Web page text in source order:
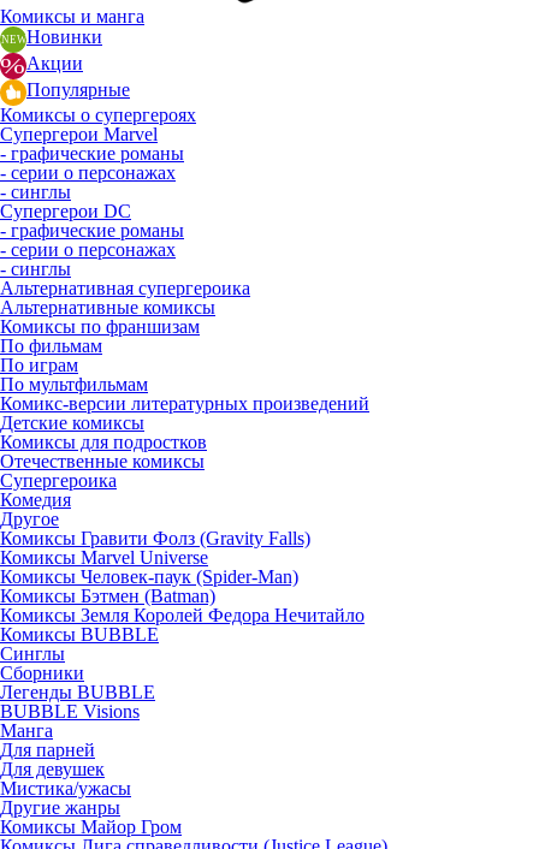
Комиксы и манга
Новинки
Акции
Популярные
Комиксы о супергероях
Супергерои Marvel
- графические романы
- серии о персонажах
- синглы
Супергерои DC
- графические романы
- серии о персонажах
- синглы
Альтернативная супергероика
Альтернативные комиксы
Комиксы по франшизам
По фильмам
По играм
По мультфильмам
Комикс-версии литературных произведений
Детские комиксы
Комиксы для подростков
Отечественные комиксы
Супергероика
Комедия
Другое
Комиксы Гравити Фолз (Gravity Falls)
Комиксы Marvel Universe
Комиксы Человек-паук (Spider-Man)
Комиксы Бэтмен (Batman)
Комиксы Земля Королей Федора Нечитайло
Комиксы BUBBLE
Синглы
Сборники
Легенды BUBBLE
BUBBLE Visions
Манга
Для парней
Для девушек
Мистика/ужасы
Другие жанры
Комиксы Майор Гром